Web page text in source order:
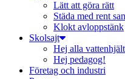
Lätt att göra rätt
Städa med rent
Klokt avloppstänk
Skolsajt
Hej alla
Hej pedagog!
Företag och industri